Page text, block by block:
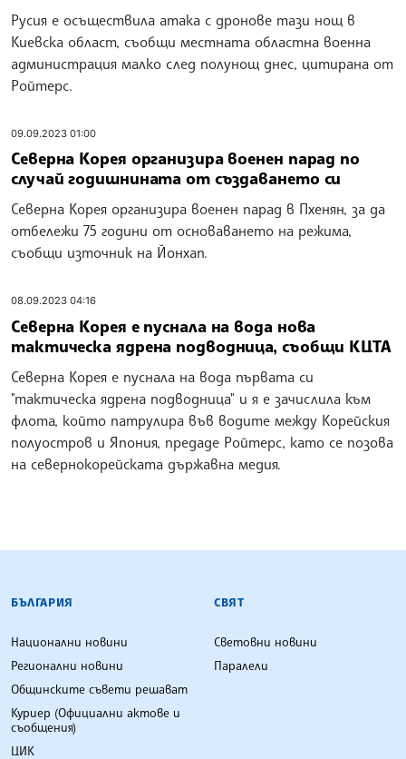
Русия е осъществила атака с дронове тази нощ в
Киевска област, съобщи местната областна военна
администрация малко след полунощ днес, цитирана от
Ройтерс.
09.09.2023 01:00
Северна Корея организира военен парад по
случай годишнината от създаването си
Северна Корея организира военен парад в Пхенян, за да
отбележи 75 години от основаването на режима,
съобщи източник на Йонхап.
08.09.2023 04:16
Северна Корея е пуснала на вода нова
тактическа ядрена подводница, съобщи КЦТА
Северна Корея е пуснала на вода първата си
"тактическа ядрена подводница" и я е зачислила към
флота, който патрулира във водите между Корейския
полуостров и Япония, предаде Ройтерс, като се позова
на севернокорейската държавна медия.
БЪЛГАРСКА ТЕЛЕГРАФНА АГЕНЦИЯ
БЪЛГАРИЯ
Национални новини
Регионални новини
Общинските съвети решават
Куриер (Официални актове и
съобщения)
ЦИК
СВЯТ
Световни новини
Паралели